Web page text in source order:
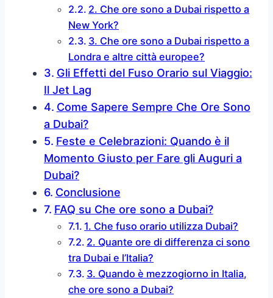
2. Che ore sono a Dubai rispetto a
New York?
3. Che ore sono a Dubai rispetto a
Londra e altre città europee?
Gli Effetti del Fuso Orario sul Viaggio:
Il Jet Lag
Come Sapere Sempre Che Ore Sono
a Dubai?
Feste e Celebrazioni: Quando è il
Momento Giusto per Fare gli Auguri a
Dubai?
Conclusione
FAQ su Che ore sono a Dubai?
1. Che fuso orario utilizza Dubai?
2. Quante ore di differenza ci sono
tra Dubai e l’Italia?
3. Quando è mezzogiorno in Italia,
che ore sono a Dubai?